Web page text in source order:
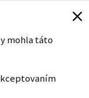
mohla táto